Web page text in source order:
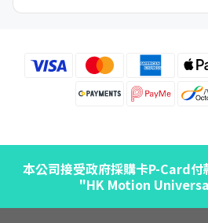
本公司接受政府採購卡P-Card
"HK Motion